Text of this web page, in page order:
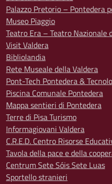
Palazzo Pretorio – Pontedera
Museo Piaggio
Teatro Era – Teatro Nazionale
Visit Valdera
Bibliolandia
Rete Museale della Valdera
Pont-Tech Pontedera &
Piscina Comunale Pontedera
Mappa sentieri di Pontedera
Terre di Pisa Turismo
Informagiovani Valdera
C.R.E.D. Centro Risorse
Tavola della pace e della
Centrum Sete Sóis Sete Luas
Sportello stranieri